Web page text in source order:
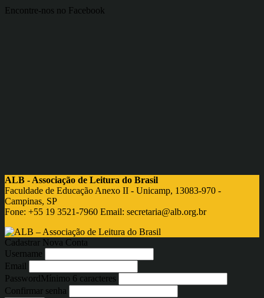
Encontre-nos no Facebook
ALB - Associação de Leitura do Brasil
Faculdade de Educação Anexo II - Unicamp, 13083-970 -
Campinas, SP
Fone: +55 19 3521-7960 Email: secretaria@alb.org.br
Cadastrar Nova Conta
Username
Email
PasswordMínimo 6 caracteres
Confirmar senha